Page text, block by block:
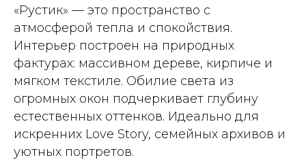
«Рустик» — это пространство с
атмосферой тепла и спокойствия.
Интерьер построен на природных
фактурах: массивном дереве, кирпиче и
мягком текстиле. Обилие света из
огромных окон подчеркивает глубину
естественных оттенков. Идеально для
искренних Love Story, семейных архивов и
уютных портретов.